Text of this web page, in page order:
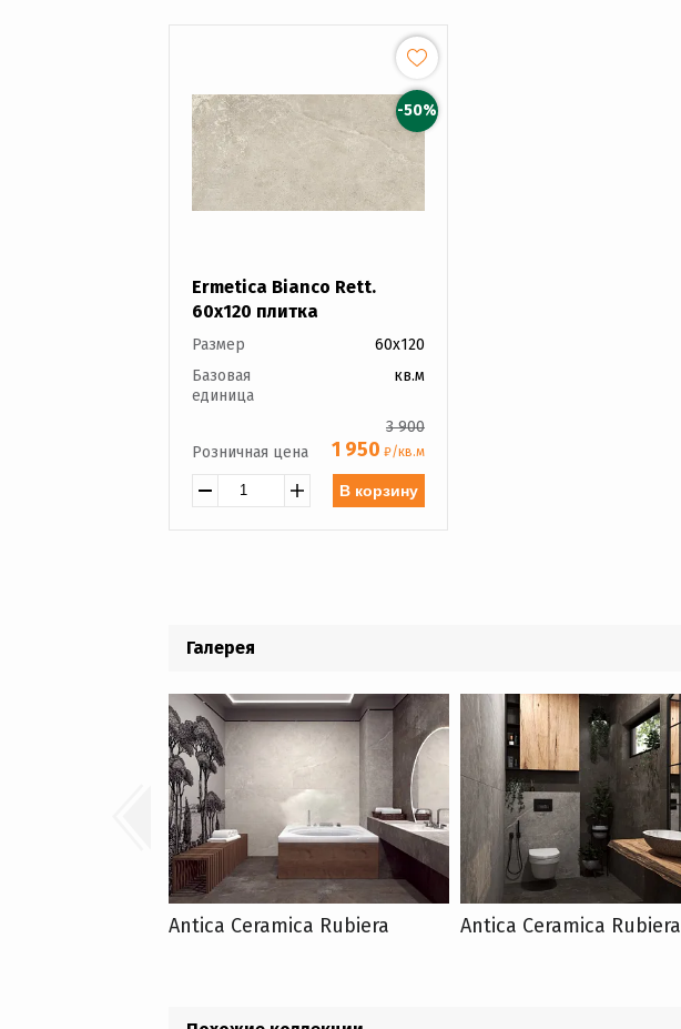
-50%
Ermetica Bianco Rett.
60x120 плитка
Размер
60x120
Базовая
единица
кв.м
Розничная цена
3 900
1 950 ₽/кв.м
В корзину
Галерея
Antica Ceramica Rubiera Antica Ceramica Rubiera